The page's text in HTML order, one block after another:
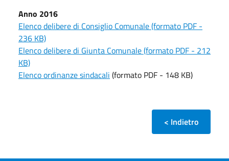
Anno 2016
Elenco delibere di Consiglio Comunale (formato PDF -
236 KB)
Elenco delibere di Giunta Comunale (formato PDF - 212
KB)
Elenco ordinanze sindacali (formato PDF - 148 KB)
< Indietro